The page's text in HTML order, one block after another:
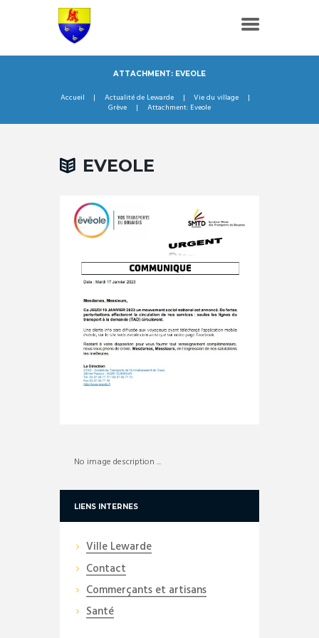
ATTACHMENT: EVEOLE
Accueil Actualité de Lewarde
Vie du village
Grève
Attachment: Eveole
EVEOLE
No image description ...
LIENS INTERNES
Ville Lewarde
Contact
Commerçants et artisans
Santé